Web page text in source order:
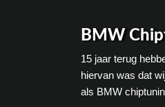
BMW
15 jaar terug
hiervan was dat
als BMW